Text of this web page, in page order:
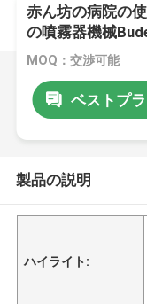
赤ん坊の病院の
の噴霧器機械
MOQ：交渉可能
ベストプ
製品の説明
ハイライト: